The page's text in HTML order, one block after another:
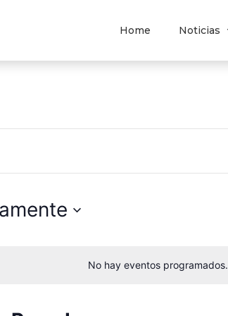
Home Noticias
No hay eventos programados.